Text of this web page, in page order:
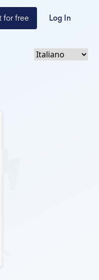
for free Log In